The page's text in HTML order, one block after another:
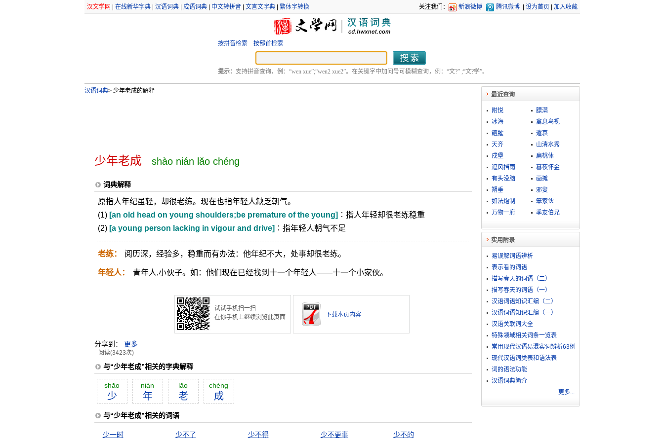
汉文学网 在线新华字典| 汉语词典| 成语词典| 中文转拼音| 文言文字典| 繁体字转换 关注我们： 新浪微博 腾讯微博 设为首页 加入收藏
按拼音检索 按部首检索
提示： 支持拼音查询，例：“wen xue”;“wen2 xue2”。在关键字中加问号可模糊查询，例：“文?” ;“文?学”。
汉语词典>少年老成的解释
少年老成 shào nián lǎo chéng
词典解释
原指人年纪虽轻，却很老练。现在也指年轻人缺乏朝气。
(1) [an old head on young shoulders;be premature of the young] ∶指人年轻却很老练稳重
(2) [a young person lacking in vigour and drive] ∶指年轻人朝气不足
老练： 阅历深，经验多，稳重而有办法：他年纪不大，处事却很老练。
年轻人： 青年人,小伙子。如：他们现在已经找到十一个年轻人——十一个小家伙。
试试手机扫一扫
在你手机上继续浏览此页面
下载本页内容
分享到： 更多
阅读(3423次)
与“少年老成”相关的字典解释
shăo
少
nián
年
lăo
老
chéng
成
与“少年老成”相关的词语
少一时 少不了 少不得 少不更事 少不的
最近查询
附悦
膘满
冰海
禽息鸟视
饘臛
遣哀
天齐
山清水秀
戍堡
扁桃体
遮风挡雨
暮夜怀金
有头没脑
画摊
朔垂
邪叟
如法炮制
笨家伙
万物一府
季友伯兄
实用附录
易误解词语辨析
表示看的词语
描写春天的词语（二）
描写春天的词语（一）
汉语词语知识汇编（二）
汉语词语知识汇编（一）
汉语关联词大全
特殊领域相关词条一览表
常用现代汉语易混实词辨析63例
现代汉语词类表和语法表
词的语法功能
汉语词典简介
更多...